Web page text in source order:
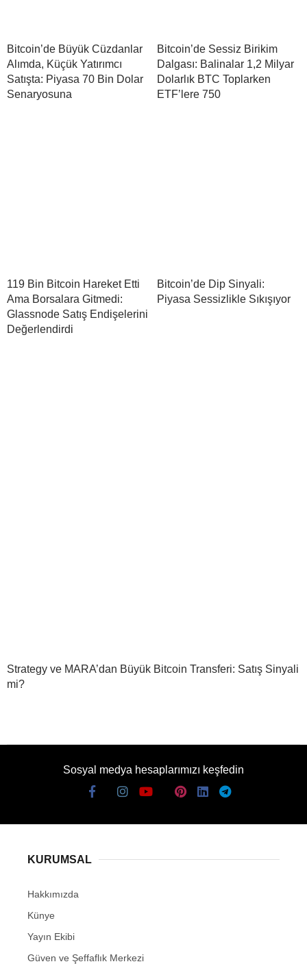
Bitcoin’de Büyük Cüzdanlar
Alımda, Küçük Yatırımcı
Satışta: Piyasa 70 Bin Dolar
Senaryosuna
Bitcoin’de Sessiz Birikim
Dalgası: Balinalar 1,2 Milyar
Dolarlık BTC Toplarken
ETF’lere 750
119 Bin Bitcoin Hareket Etti
Ama Borsalara Gitmedi:
Glassnode Satış Endişelerini
Değerlendirdi
Bitcoin’de Dip Sinyali:
Piyasa Sessizlikle Sıkışıyor
Strategy ve MARA’dan Büyük Bitcoin Transferi: Satış Sinyali
mi?
Sosyal medya hesaplarımızı keşfedin
KURUMSAL
Hakkımızda
Künye
Yayın Ekibi
Güven ve Şeffaflık Merkezi